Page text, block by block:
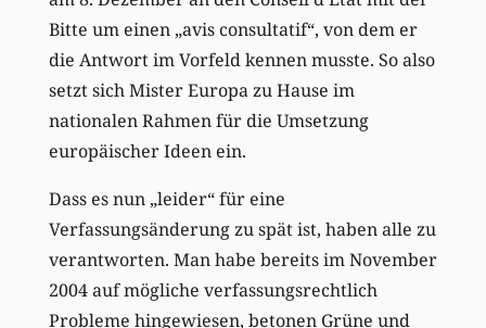
Bitte um einen „avis consultatif“, von dem er
die Antwort im Vorfeld kennen musste. So also
setzt sich Mister Europa zu Hause im
nationalen Rahmen für die Umsetzung
europäischer Ideen ein.
Dass es nun „leider“ für eine
Verfassungsänderung zu spät ist, haben alle zu
verantworten. Man habe bereits im November
2004 auf mögliche verfassungsrechtlich
Probleme hingewiesen, betonen Grüne und